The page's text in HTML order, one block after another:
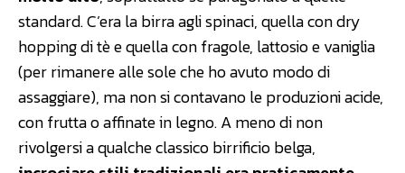
standard. C’era la birra agli spinaci, quella con dry
hopping di tè e quella con fragole, lattosio e vaniglia
(per rimanere alle sole che ho avuto modo di
assaggiare), ma non si contavano le produzioni acide,
con frutta o affinate in legno. A meno di non
rivolgersi a qualche classico birrificio belga,